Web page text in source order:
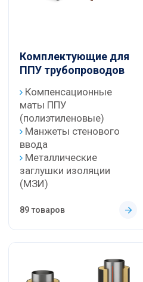
Комплектующие для
ППУ трубопроводов
Компенсационные
маты ППУ
(полиэтиленовые)
Манжеты стенового
ввода
Металлические
заглушки изоляции
(МЗИ)
89 товаров